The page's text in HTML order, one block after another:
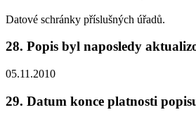
Datové schránky příslušných úřadů.
28. Popis byl naposledy
05.11.2010
29. Datum konce platnosti